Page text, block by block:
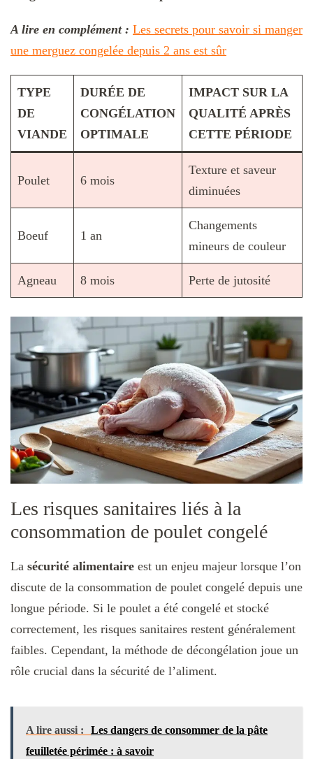
A lire en complément : Les secrets pour savoir si manger
une merguez congelée depuis 2 ans est sûr
TYPE
DE
VIANDE
DURÉE DE
CONGÉLATION
OPTIMALE
IMPACT SUR LA
QUALITÉ APRÈS
CETTE PÉRIODE
Poulet 6 mois
Texture et saveur
diminuées
Boeuf 1 an
Changements
mineurs de couleur
Agneau 8 mois Perte de jutosité
Les risques sanitaires liés à la
consommation de poulet congelé
La sécurité alimentaire est un enjeu majeur lorsque l’on
discute de la consommation de poulet congelé depuis une
longue période. Si le poulet a été congelé et stocké
correctement, les risques sanitaires restent généralement
faibles. Cependant, la méthode de décongélation joue un
rôle crucial dans la sécurité de l’aliment.
A lire aussi :
Les dangers de consommer de la pâte
feuilletée périmée : à savoir